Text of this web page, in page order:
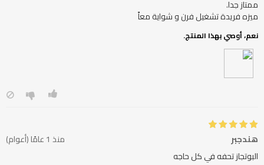
ميزه فريدة تشغيل فرن و شواية معاً
نعم، أوصي بهذا المنتج.
هندجبر
منذ 1 عامًا (أعوام)
البوتجاز تحفه في كل حاجه